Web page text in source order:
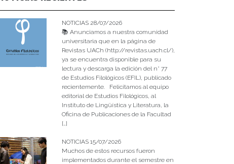
NOTICIAS 28/07/2026
📚 Anunciamos a nuestra comunidad
universitaria que en la página de
Revistas UACh (http://revistas.uach.cl/),
ya se encuentra disponible para su
lectura y descarga la edición del n° 77
de Estudios Filológicos (EFIL), publicado
recientemente. Felicitamos al equipo
editorial de Estudios Filológicos, al
Instituto de Lingüística y Literatura, la
Oficina de Publicaciones de la Facultad
[…]
NOTICIAS 15/07/2026
Muchos de estos recursos fueron
implementados durante el semestre en